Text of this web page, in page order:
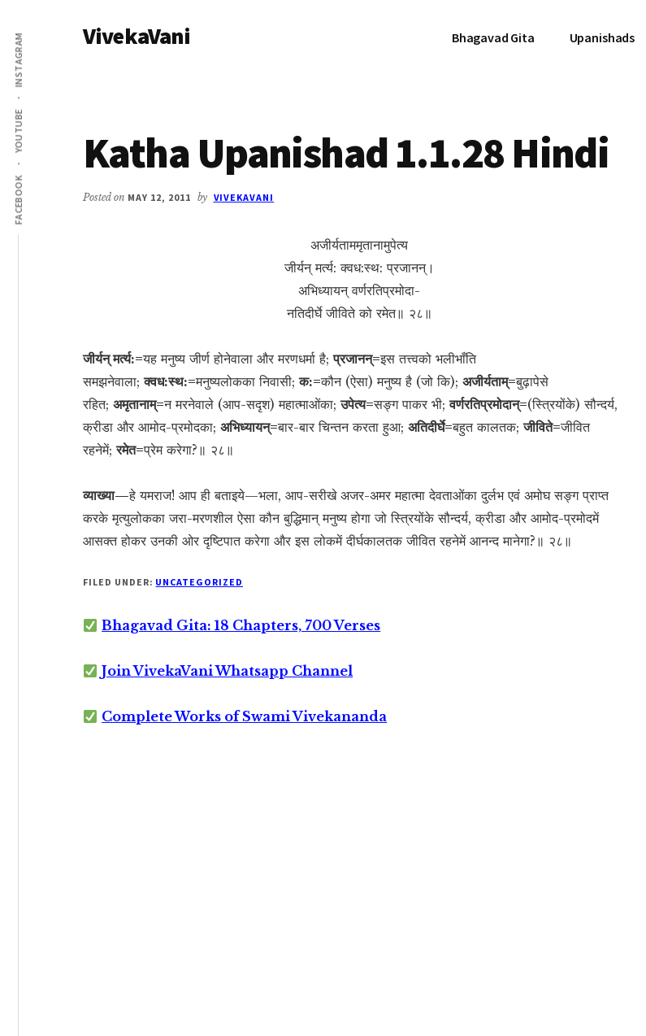
main
content
primary
sidebar
Additional
menu
FACEBOOK
YOUTUBE
INSTAGRAM VivekaVani Bhagavad Gita Upanishads
Katha Upanishad 1.1.28 Hindi
Posted on MAY 12, 2011 by VIVEKAVANI
अजीर्यताममृतानामुपेत्य
जीर्यन् मर्त्य: क्वध:स्थ: प्रजानन्।
अभिध्यायन् वर्णरतिप्रमोदा-
नतिदीर्घे जीविते को रमेत॥ २८॥
जीर्यन् मर्त्य:=यह मनुष्य जीर्ण होनेवाला और मरणधर्मा है;प्रजानन्=इस तत्त्वको भलीभाँति
समझनेवाला;क्वध:स्थ:=मनुष्यलोकका निवासी;क:=कौन (ऐसा) मनुष्य है (जो कि); अजीर्यताम्=बुढ़ापेसे
रहित; अमृतानाम्=न मरनेवाले (आप-सदृश) महात्माओंका;उपेत्य=सङ्ग पाकर भी;वर्णरतिप्रमोदान्=(स्त्रियोंके) सौन्दर्य,
क्रीडा और आमोद-प्रमोदका; अभिध्यायन्=बार-बार चिन्तन करता हुआ; अतिदीर्घे=बहुत कालतक;जीविते=जीवित
रहनेमें;रमेत=प्रेम करेगा?॥ २८॥
व्याख्या—हे यमराज! आप ही बताइये—भला, आप-सरीखे अजर-अमर महात्मा देवताओंका दुर्लभ एवं अमोघ सङ्ग प्राप्त
करके मृत्युलोकका जरा-मरणशील ऐसा कौन बुद्धिमान् मनुष्य होगा जो स्त्रियोंके सौन्दर्य, क्रीडा और आमोद-प्रमोदमें
आसक्त होकर उनकी ओर दृष्टिपात करेगा और इस लोकमें दीर्घकालतक जीवित रहनेमें आनन्द मानेगा?॥ २८॥
FILED UNDER: UNCATEGORIZED
Bhagavad Gita: 18 Chapters, 700 Verses
Join VivekaVani Whatsapp Channel
Complete Works of Swami Vivekananda